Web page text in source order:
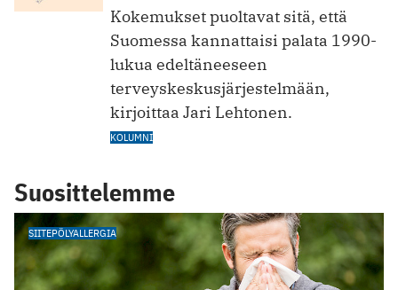
Kokemukset puoltavat sitä, että
Suomessa kannattaisi palata 1990-
lukua edeltäneeseen
terveyskeskusjärjestelmään,
kirjoittaa Jari Lehtonen.
KOLUMNI
Suosittelemme
SIITEPÖLYALLERGIA